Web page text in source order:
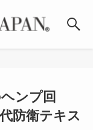
ンプ回
防衛テキス